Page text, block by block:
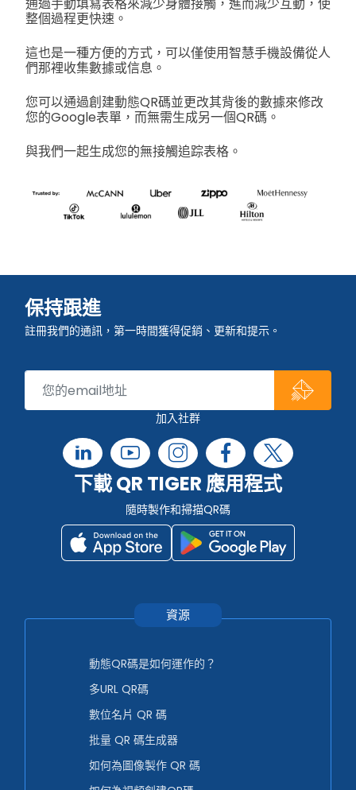
通過手動填寫表格來減少身體接觸，進而減少互動，使
整個過程更快速。
這也是一種方便的方式，可以僅使用智慧手機設備從人
們那裡收集數據或信息。
您可以通過創建動態QR碼並更改其背後的數據來修改
您的Google表單，而無需生成另一個QR碼。
與我們一起生成您的無接觸追踪表格。
保持跟進
註冊我們的通訊，第一時間獲得促銷、更新和提示。
加入社群
下載 QR TIGER 應用程式
隨時製作和掃描QR碼
資源
動態QR碼是如何運作的？
多URL QR碼
數位名片 QR 碼
批量 QR 碼生成器
如何為圖像製作 QR 碼